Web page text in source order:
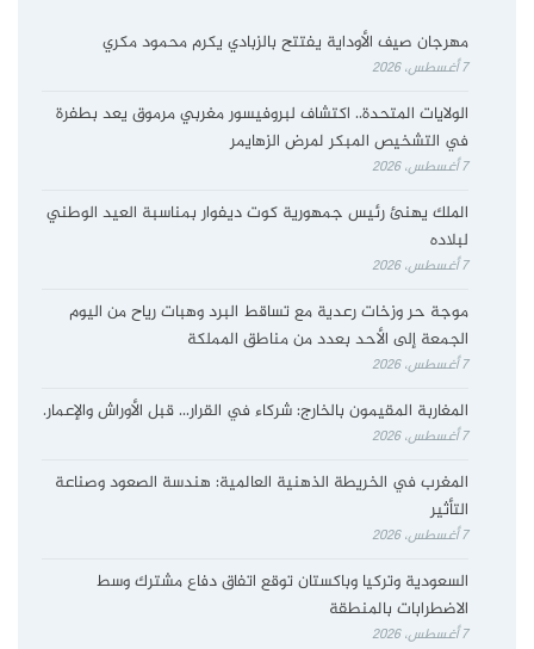
مهرجان صيف الأوداية يفتتح بالزبادي يكرم محمود مكري
7 أغسطس، 2026
الولايات المتحدة.. اكتشاف لبروفيسور مغربي مرموق يعد بطفرة
في التشخيص المبكر لمرض الزهايمر
7 أغسطس، 2026
الملك يهنئ رئيس جمهورية كوت ديفوار بمناسبة العيد الوطني
لبلاده
7 أغسطس، 2026
موجة حر وزخات رعدية مع تساقط البرد وهبات رياح من اليوم
الجمعة إلى الأحد بعدد من مناطق المملكة
7 أغسطس، 2026
المغاربة المقيمون بالخارج: شركاء في القرار… قبل الأوراش والإعمار.
7 أغسطس، 2026
المغرب في الخريطة الذهنية العالمية: هندسة الصعود وصناعة
التأثير
7 أغسطس، 2026
السعودية وتركيا وباكستان توقع اتفاق دفاع مشترك وسط
الاضطرابات بالمنطقة
7 أغسطس، 2026